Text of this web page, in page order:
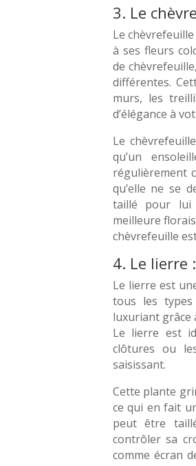
3. Le
Le
à ses fleurs
de
différentes.
murs, les
d’élégance à
Le
qu’un
régulièrement
qu’elle ne se
taillé pour lui
meilleure
chèvrefeuille
4. Le lierre :
Le lierre est
tous les
luxuriant grâce
Le lierre est
clôtures ou
saisissant.
Cette plante
ce qui en fait
peut être
contrôler sa
comme écran